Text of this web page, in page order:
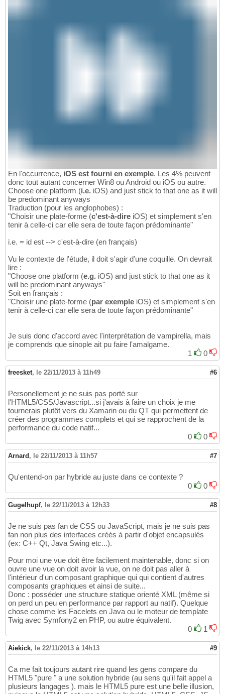
En l'occurrence, iOS est fourni en exemple. Les 4% peuvent
donc tout autant concerner Win8 ou Android ou iOS ou autre.
Choose one platform (i.e. iOS) and just stick to that one as it will
be predominant anyways
Traduction (pour les anglophobes) :
"Choisir une plate-forme (c'est-à-dire iOS) et simplement s'en
tenir à celle-ci car elle sera de toute façon prédominante"
i.e. = id est --> c'est-à-dire (en français)
Vu le contexte de l'étude, il doit s'agir d'une coquille. On devrait
lire :
"Choose one platform (e.g. iOS) and just stick to that one as it
will be predominant anyways"
Soit en français :
"Choisir une plate-forme (par exemple iOS) et simplement s'en
tenir à celle-ci car elle sera de toute façon prédominante"
Je suis donc d'accord avec l'interprétation de vampirella, mais
je comprends que sinople ait pu faire l'amalgame.
1
0
freesket, le 22/11/2013 à 11h49 #6
Personellement je ne suis pas porté sur
l'HTML5/CSS/Javascript...si j'avais à faire un choix je me
tournerais plutôt vers du Xamarin ou du QT qui permettent de
créer des programmes complets et qui se rapprochent de la
performance du code natif...
0
0
Arnard, le 22/11/2013 à 11h57 #7
Qu'entend-on par hybride au juste dans ce contexte ?
0
0
Gugelhupf, le 22/11/2013 à 12h33 #8
Je ne suis pas fan de CSS ou JavaScript, mais je ne suis pas
fan non plus des interfaces créés à partir d'objet encapsulés
(ex: C++ Qt, Java Swing etc...).
Pour moi une vue doit être facilement maintenable, donc si on
ouvre une vue on doit avoir la vue, on ne doit pas aller à
l'intérieur d'un composant graphique qui qui contient d'autres
composants graphiques et ainsi de suite...
Donc : posséder une structure statique orienté XML (même si
on perd un peu en performance par rapport au natif). Quelque
chose comme les Facelets en Java ou le moteur de template
Twig avec Symfony2 en PHP, ou autre équivalent.
0
1
Aiekick, le 22/11/2013 à 14h13 #9
Ca me fait toujours autant rire quand les gens compare du
HTML5 "pure " a une solution hybride (au sens qu'il fait appel a
plusieurs langages ). mais le HTML5 pure est une belle illusion,